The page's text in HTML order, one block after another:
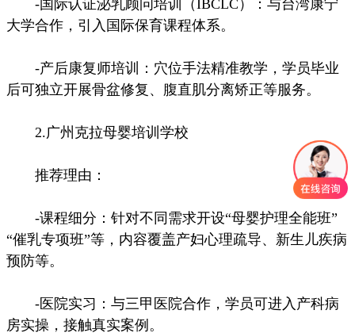
-国际认证泌乳顾问培训（IBCLC）：与台湾康宁
大学合作，引入国际保育课程体系。
-产后康复师培训：穴位手法精准教学，学员毕业
后可独立开展骨盆修复、腹直肌分离矫正等服务。
2.广州克拉母婴培训学校
推荐理由：
-课程细分：针对不同需求开设“母婴护理全能班”
“催乳专项班”等，内容覆盖产妇心理疏导、新生儿疾病
预防等。
-医院实习：与三甲医院合作，学员可进入产科病
房实操，接触真实案例。